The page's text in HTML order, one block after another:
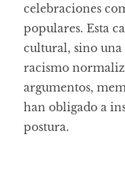
celebraciones
populares. Esta
cultural, sino
racismo
argumentos,
han obligado a
postura.